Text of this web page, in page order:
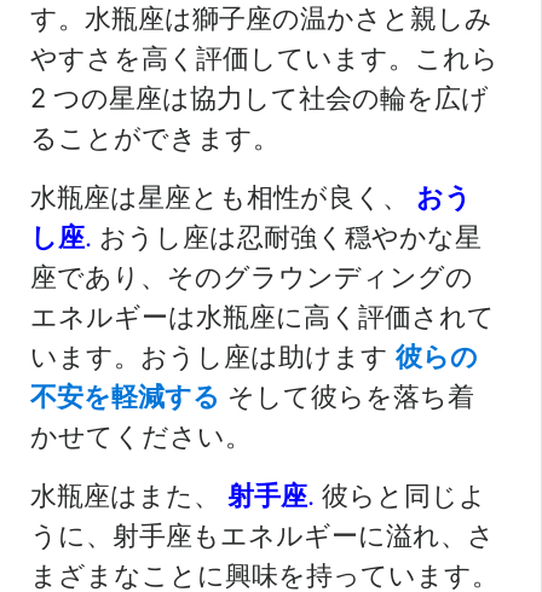
す。水瓶座は獅子座の温かさと親しみ
やすさを高く評価しています。これら
2 つの星座は協力して社会の輪を広げ
ることができます。
水瓶座は星座とも相性が良く、 おう
し座. おうし座は忍耐強く穏やかな星
座であり、そのグラウンディングの
エネルギーは水瓶座に高く評価されて
います。おうし座は助けます 彼らの
不安を軽減する そして彼らを落ち着
かせてください。
水瓶座はまた、 射手座. 彼らと同じよ
うに、射手座もエネルギーに溢れ、さ
まざまなことに興味を持っています。